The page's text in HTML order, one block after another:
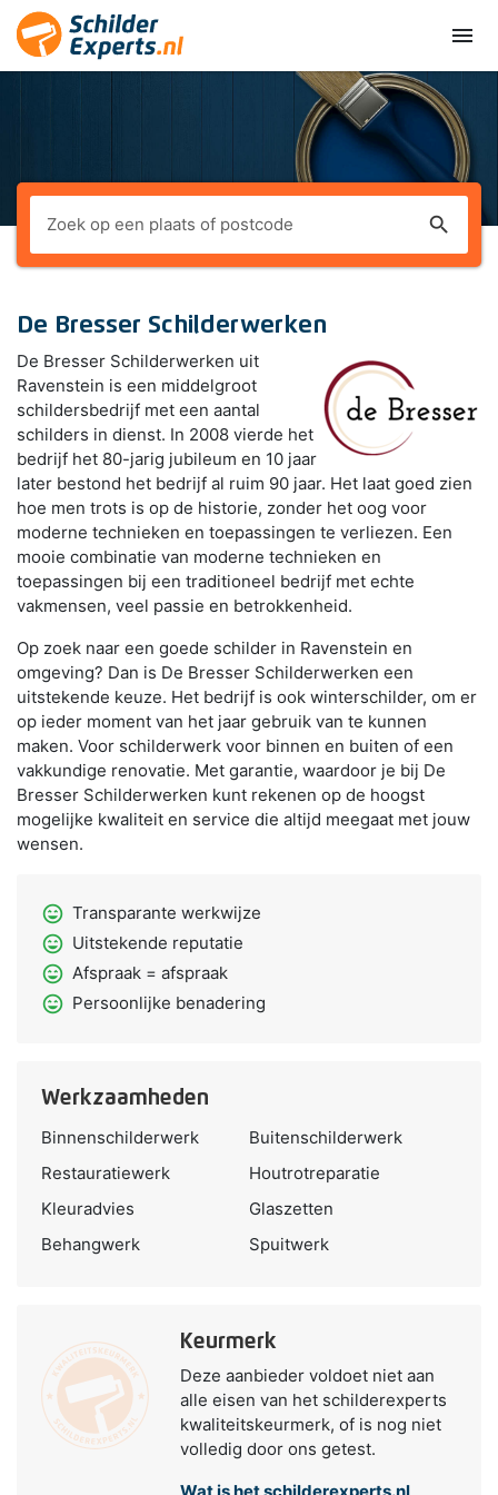
menu
search
De Bresser Schilderwerken
De Bresser Schilderwerken uit
Ravenstein is een middelgroot
schildersbedrijf met een aantal
schilders in dienst. In 2008 vierde het
bedrijf het 80-jarig jubileum en 10 jaar
later bestond het bedrijf al ruim 90 jaar. Het laat goed zien
hoe men trots is op de historie, zonder het oog voor
moderne technieken en toepassingen te verliezen. Een
mooie combinatie van moderne technieken en
toepassingen bij een traditioneel bedrijf met echte
vakmensen, veel passie en betrokkenheid.
Op zoek naar een goede schilder in Ravenstein en
omgeving? Dan is De Bresser Schilderwerken een
uitstekende keuze. Het bedrijf is ook winterschilder, om er
op ieder moment van het jaar gebruik van te kunnen
maken. Voor schilderwerk voor binnen en buiten of een
vakkundige renovatie. Met garantie, waardoor je bij De
Bresser Schilderwerken kunt rekenen op de hoogst
mogelijke kwaliteit en service die altijd meegaat met jouw
wensen.
sentiment_very_satisfied Transparante werkwijze
sentiment_very_satisfied Uitstekende reputatie
sentiment_very_satisfied Afspraak = afspraak
sentiment_very_satisfied Persoonlijke benadering
Werkzaamheden
Binnenschilderwerk
Buitenschilderwerk
Restauratiewerk
Houtrotreparatie
Kleuradvies
Glaszetten
Behangwerk
Spuitwerk
Keurmerk
Deze aanbieder voldoet niet aan
alle eisen van het schilderexperts
kwaliteitskeurmerk, of is nog niet
volledig door ons getest.